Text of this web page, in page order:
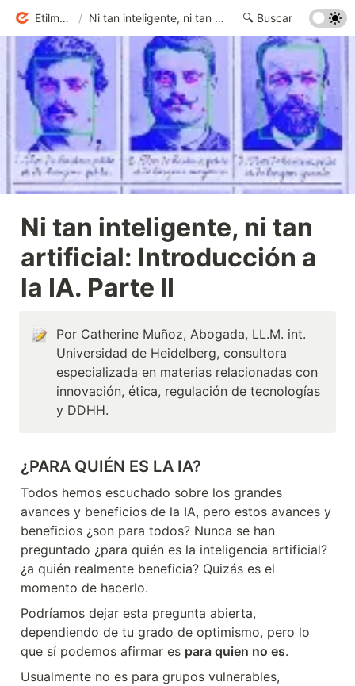
Etilmercurio / Ni tan inteligente, ni tan artificial: Introducción a la IA. Parte II
Ni tan inteligente, ni tan
artificial: Introducción a
la IA. Parte II
Por Catherine Muñoz, Abogada, LL.M. int.
Universidad de Heidelberg, consultora
especializada en materias relacionadas con
innovación, ética, regulación de tecnologías
y DDHH.
¿PARA QUIÉN ES LA IA?
Todos hemos escuchado sobre los grandes
avances y beneficios de la IA, pero estos avances y
beneficios ¿son para todos? Nunca se han
preguntado ¿para quién es la inteligencia artificial?
¿a quién realmente beneficia? Quizás es el
momento de hacerlo.
Podríamos dejar esta pregunta abierta,
dependiendo de tu grado de optimismo, pero lo
que sí podemos afirmar es para quien no es.
Usualmente no es para grupos vulnerables,